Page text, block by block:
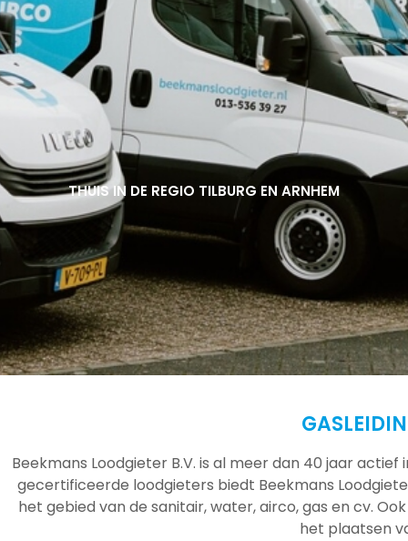
THUIS IN DE REGIO TILBURG EN ARNHEM
THUIS IN DE REGIO TILBURG EN ARNHEM
THUIS IN DE REGIO TILBURG EN ARNHEM
Beekmans Loodgieter B.V. is al meer dan 40 jaar
gecertificeerde loodgieters biedt Beekmans
het gebied van de sanitair, water, airco, gas en cv.
het plaatsen